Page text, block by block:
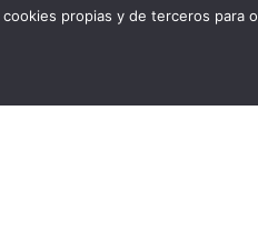
cookies propias y de terceros para